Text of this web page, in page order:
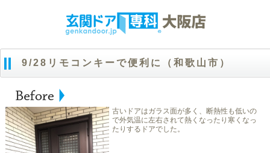
9/28リモコンキーで便利に（和歌山市）
古いドアはガラス面が多く、断熱性も低いの
で外気温に左右されて熱くなったり寒くなっ
たりするドアでした。